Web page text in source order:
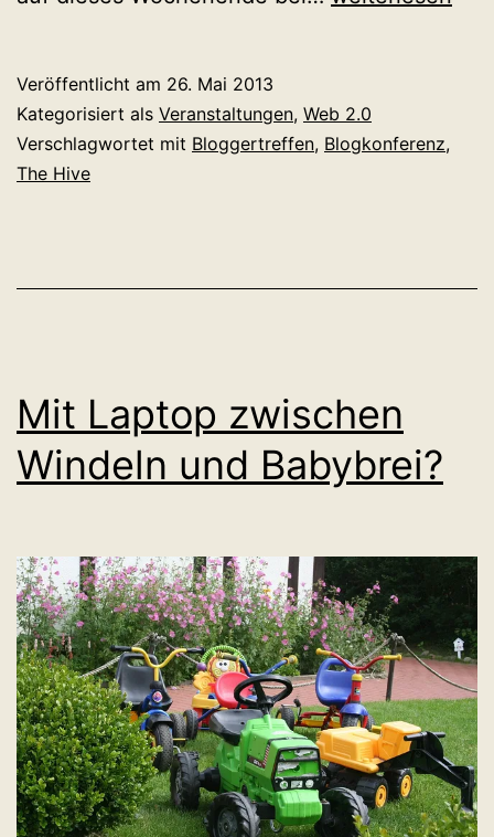
Berlin
und
Kopf
Veröffentlicht am 26. Mai 2013
Kategorisiert als Veranstaltungen, Web 2.0
Verschlagwortet mit Bloggertreffen, Blogkonferenz,
The Hive
Mit Laptop zwischen
Windeln und Babybrei?